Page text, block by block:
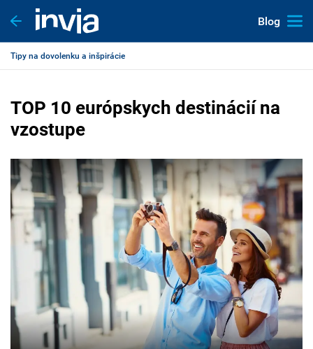
Blog
Tipy na dovolenku a inšpirácie
TOP 10 európskych destinácií na
vzostupe